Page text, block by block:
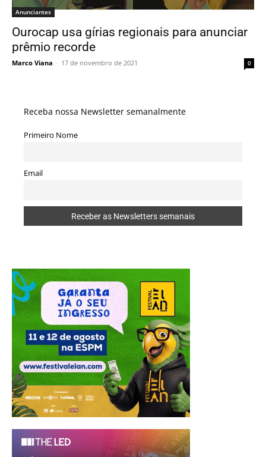
Anunciantes
Ourocap usa gírias regionais para anunciar
prêmio recorde
Marco Viana - 17 de novembro de 2021 0
Receba nossa Newsletter semanalmente
Primeiro Nome
Email